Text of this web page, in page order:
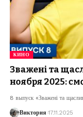
КИНО
Зважені та
ноября 2025:
8 выпуск «Зважені та
Виктория 17.11.2025